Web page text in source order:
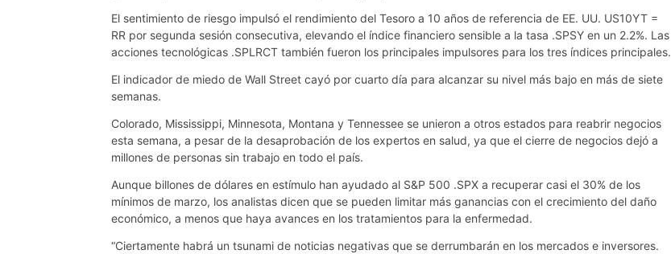
El sentimiento de riesgo impulsó el rendimiento del Tesoro a 10 años de referencia de EE. UU. US10YT =
RR por segunda sesión consecutiva, elevando el índice financiero sensible a la tasa .SPSY en un 2.2%. Las
acciones tecnológicas .SPLRCT también fueron los principales impulsores para los tres índices principales.
El indicador de miedo de Wall Street cayó por cuarto día para alcanzar su nivel más bajo en más de siete
semanas.
Colorado, Mississippi, Minnesota, Montana y Tennessee se unieron a otros estados para reabrir negocios
esta semana, a pesar de la desaprobación de los expertos en salud, ya que el cierre de negocios dejó a
millones de personas sin trabajo en todo el país.
Aunque billones de dólares en estímulo han ayudado al S&P 500 .SPX a recuperar casi el 30% de los
mínimos de marzo, los analistas dicen que se pueden limitar más ganancias con el crecimiento del daño
económico, a menos que haya avances en los tratamientos para la enfermedad.
“Ciertamente habrá un tsunami de noticias negativas que se derrumbarán en los mercados e inversores.